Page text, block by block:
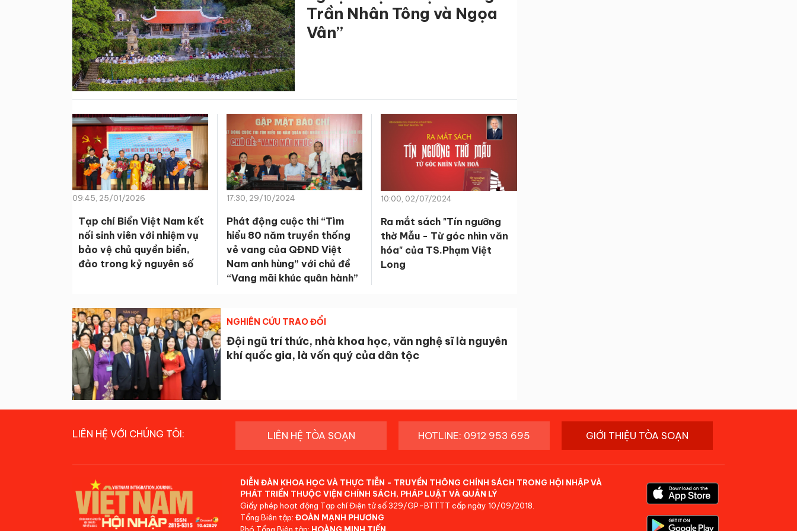
Trần Nhân Tông và Ngọa
Vân”
09:45, 25/01/2026
Tạp chí Biển Việt Nam kết
nối sinh viên với nhiệm vụ
bảo vệ chủ quyền biển,
đảo trong kỷ nguyên số
17:30, 29/10/2024
Phát động cuộc thi “Tìm
hiểu 80 năm truyền thống
vẻ vang của QĐND Việt
Nam anh hùng” với chủ đề
“Vang mãi khúc quân hành”
10:00, 02/07/2024
Ra mắt sách "Tín ngưỡng
thờ Mẫu - Từ góc nhìn văn
hóa" của TS.Phạm Việt
Long
NGHIÊN CỨU TRAO ĐỔI
Đội ngũ trí thức, nhà khoa học, văn nghệ sĩ là nguyên
khí quốc gia, là vốn quý của dân tộc
LIÊN HỆ VỚI CHÚNG TÔI: LIÊN HỆ TÒA SOẠN HOTLINE: 0912 953 695 GIỚI THIỆU TÒA SOẠN
DIỄN ĐÀN KHOA HỌC VÀ THỰC TIỄN - TRUYỀN THÔNG CHÍNH SÁCH TRONG HỘI NHẬP VÀ
PHÁT TRIỂN THUỘC VIỆN CHÍNH SÁCH, PHÁP LUẬT VÀ QUẢN LÝ
Giấy phép hoạt động Tạp chí Điện tử số 329/GP-BTTTT cấp ngày 10/09/2018.
Tổng Biên tập: ĐOÀN MẠNH PHƯƠNG